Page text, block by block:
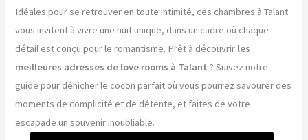
Idéales pour se retrouver en toute intimité, ces chambres à Talant
vous invitent à vivre une nuit unique, dans un cadre où chaque
détail est conçu pour le romantisme. Prêt à découvrir les
meilleures adresses de love rooms à Talant ? Suivez notre
guide pour dénicher le cocon parfait où vous pourrez savourer des
moments de complicité et de détente, et faites de votre
escapade un souvenir inoubliable.